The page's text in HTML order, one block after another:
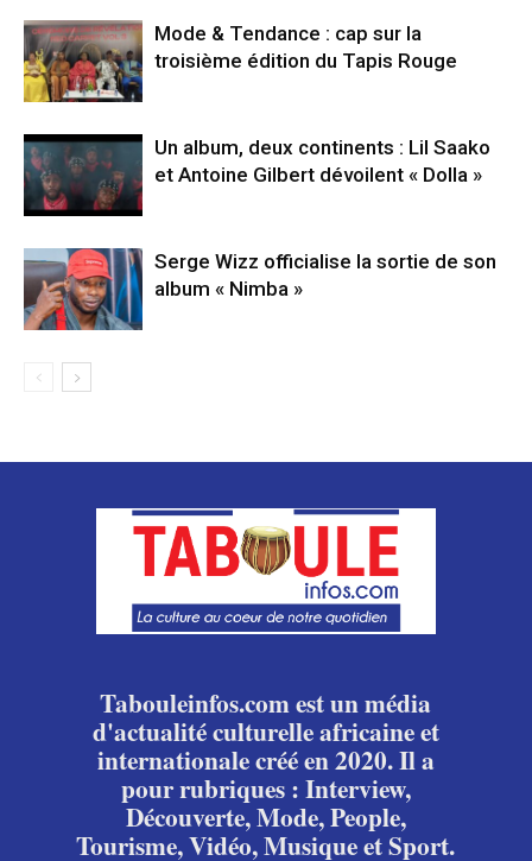
Mode & Tendance : cap sur la
troisième édition du Tapis Rouge
Un album, deux continents : Lil Saako
et Antoine Gilbert dévoilent « Dolla »
Serge Wizz officialise la sortie de son
album « Nimba »
Tabouleinfos.com est un média
d'actualité culturelle africaine et
internationale créé en 2020. Il a
pour rubriques : Interview,
Découverte, Mode, People,
Tourisme, Vidéo, Musique et Sport.